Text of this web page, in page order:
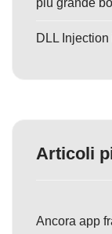
DLL
Articoli
Ancora app